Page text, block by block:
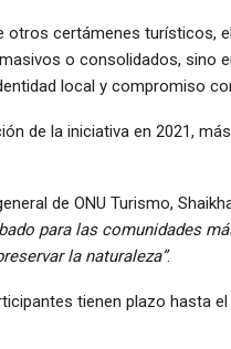
otros certámenes turísticos,
o consolidados, sino
local y compromiso
de la iniciativa en 2021,
de ONU Turismo,
para las comunidades
la naturaleza”.
tienen plazo hasta